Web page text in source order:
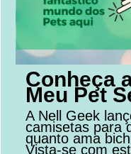
Conheça
Meu Pet
A Nell Geek
camisetas para
quanto ama
Vista-se com